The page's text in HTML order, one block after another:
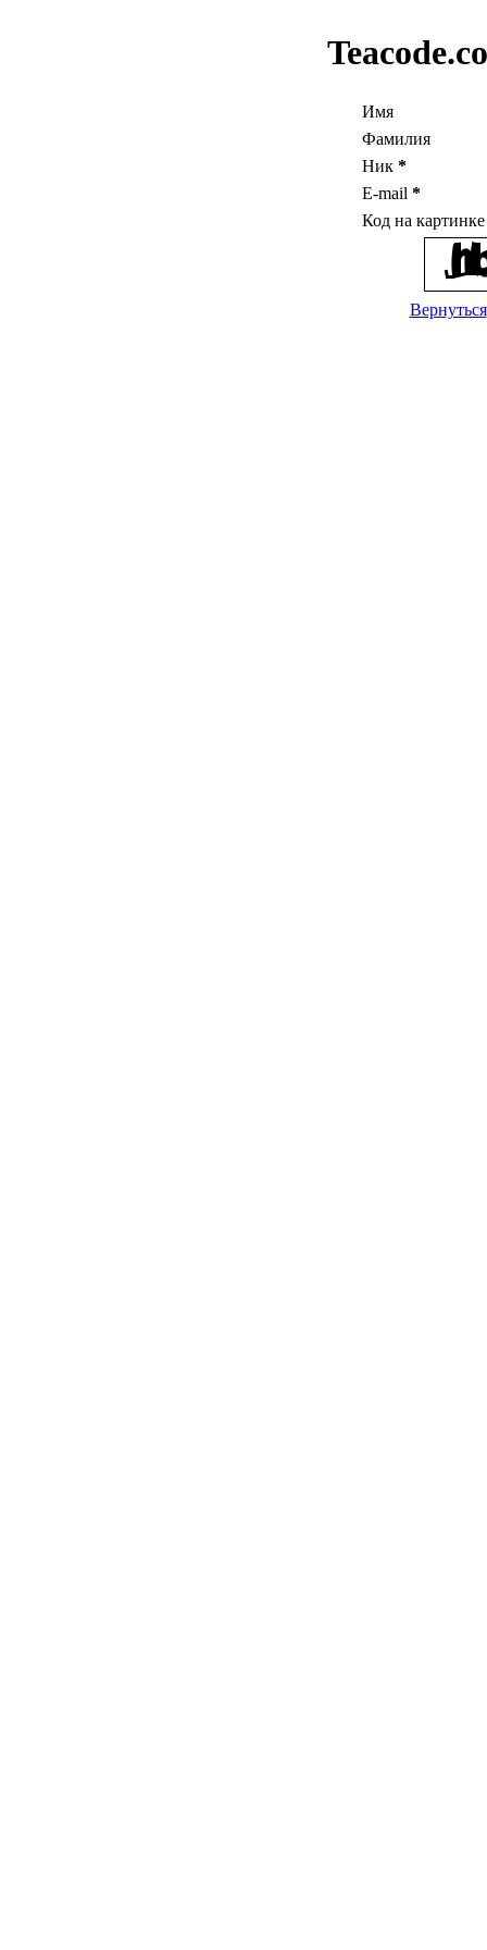
Имя
Фамилия
Ник *
E-mail *
Код на
Вернуться